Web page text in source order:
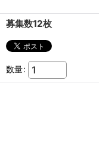
募集数12枚
数量: